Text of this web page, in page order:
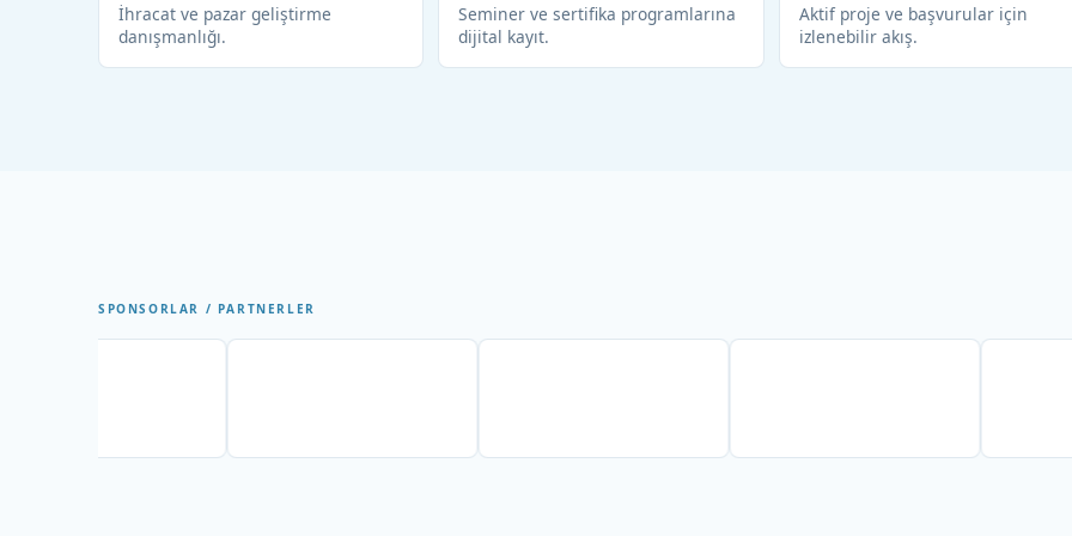
İhracat ve pazar geliştirme
danışmanlığı.
Seminer ve sertifika programlarına
dijital kayıt.
Aktif proje ve başvurular için
izlenebilir akış.
SPONSORLAR / PARTNERLER